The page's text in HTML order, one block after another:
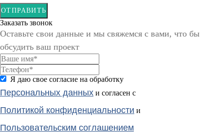
ОТПРАВИТЬ
Заказать звонок
Оставьте свои данные и мы свяжемся с вами, что бы
обсудить ваш проект
Я даю свое согласие на обработку
Персональных данных и согласен с
Политикой конфиденциальности и
Пользовательским соглашением